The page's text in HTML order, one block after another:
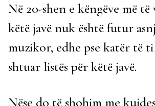
Në 20-shen e këngëve më
këtë javë nuk është futur
muzikor, edhe pse katër të
shtuar listës për këtë javë.
Nëse do të shohim me